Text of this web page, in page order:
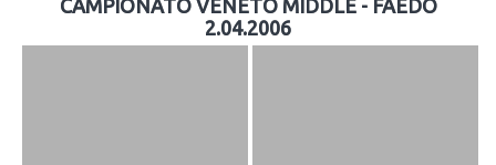
CAMPIONATO VENETO MIDDLE - FAEDO
2.04.2006